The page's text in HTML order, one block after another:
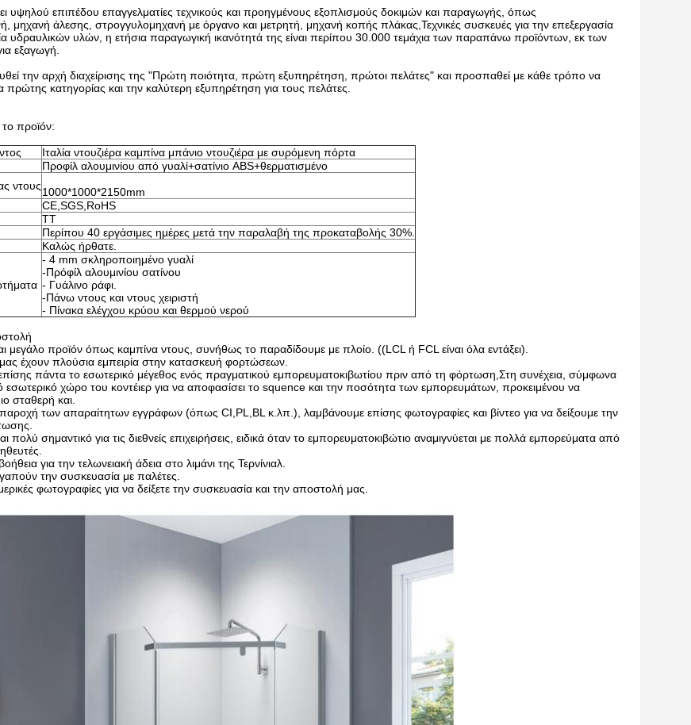
υψηλού επιπέδου επαγγελματίες τεχνικούς και προηγμένους εξοπλισμούς δοκιμών και παραγωγής, όπως
μηχανή άλεσης, στρογγυλομηχανή με όργανο και μετρητή, μηχανή κοπής πλάκας,Τεχνικές συσκευές για την επεξεργασία
υδραυλικών υλών, η ετήσια παραγωγική ικανότητά της είναι περίπου 30.000 τεμάχια των παραπάνω προϊόντων, εκ των
εξαγωγή.
την αρχή διαχείρισης της "Πρώτη ποιότητα, πρώτη εξυπηρέτηση, πρώτοι πελάτες" και προσπαθεί με κάθε τρόπο να
πρώτης κατηγορίας και την καλύτερη εξυπηρέτηση για τους πελάτες.
προϊόν:
Ιταλία ντουζιέρα καμπίνα μπάνιο ντουζιέρα με συρόμενη πόρτα
Προφίλ αλουμινίου από γυαλί+σατίνιο ABS+θερματισμένο
ντους1000*1000*2150mm
CE,SGS,RoHS
ΤΤ
Περίπου 40 εργάσιμες ημέρες μετά την παραλαβή της προκαταβολής 30%.
Καλώς ήρθατε.
- 4 mm σκληροποιημένο γυαλί
-Πρόφίλ αλουμινίου σατίνου
- Γυάλινο ράφι.
-Πάνω ντους και ντους χειριστή
- Πίνακα ελέγχου κρύου και θερμού νερού
μεγάλο προϊόν όπως καμπίνα ντους, συνήθως το παραδίδουμε με πλοίο. ((LCL ή FCL είναι όλα εντάξει).
μας έχουν πλούσια εμπειρία στην κατασκευή φορτώσεων.
πάντα το εσωτερικό μέγεθος ενός πραγματικού εμπορευματοκιβωτίου πριν από τη φόρτωση,Στη συνέχεια, σύμφωνα
εσωτερικό χώρο του κοντέιερ για να αποφασίσει το squence και την ποσότητα των εμπορευμάτων, προκειμένου να
σταθερή και.
των απαραίτητων εγγράφων (όπως CI,PL,BL κ.λπ.), λαμβάνουμε επίσης φωτογραφίες και βίντεο για να δείξουμε την
πολύ σημαντικό για τις διεθνείς επιχειρήσεις, ειδικά όταν το εμπορευματοκιβώτιο αναμιγνύεται με πολλά εμπορεύματα από
για την τελωνειακή άδεια στο λιμάνι της Τερνίνιαλ.
την συσκευασία με παλέτες.
φωτογραφίες για να δείξετε την συσκευασία και την αποστολή μας.